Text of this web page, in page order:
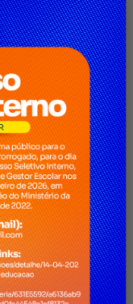
através da
informa a cidade
confirmados,
em isolamento
08h49, última
08h49